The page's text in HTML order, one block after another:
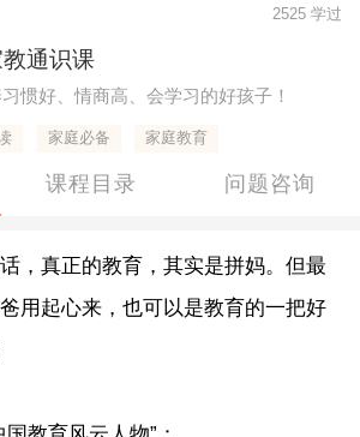
2525 学过
通识课
惯好、情商高、会学习的好孩子！
家庭必备 家庭教育
课程目录 问题咨询
真正的教育，其实是拼妈。但最
用起心来，也可以是教育的一把好